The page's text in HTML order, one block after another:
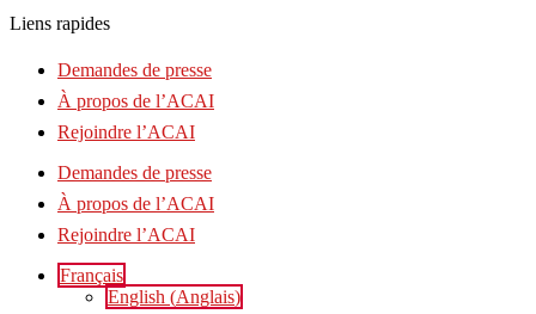
Liens rapides
Demandes de presse
À propos de l’ACAI
Rejoindre l’ACAI
Demandes de presse
À propos de l’ACAI
Rejoindre l’ACAI
Français
English (Anglais)